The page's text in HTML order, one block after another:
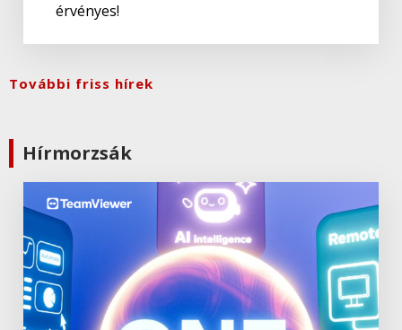
érvényes!
További friss hírek
Hírmorzsák